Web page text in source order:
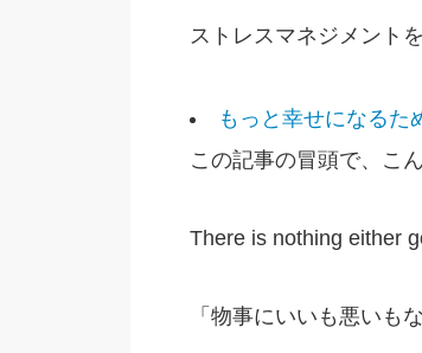
ストレスマネジメント
もっと幸せになるた
この記事の冒頭で、こ
There is nothing either
「物事にいいも悪いも